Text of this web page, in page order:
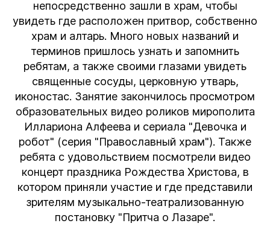
непосредственно зашли в храм, чтобы
увидеть где расположен притвор, собственно
храм и алтарь. Много новых названий и
терминов пришлось узнать и запомнить
ребятам, а также своими глазами увидеть
священные сосуды, церковную утварь,
иконостас. Занятие закончилось просмотром
образовательных видео роликов мирополита
Иллариона Алфеева и сериала "Девочка и
робот" (серия "Православный храм"). Также
ребята с удовольствием посмотрели видео
концерт праздника Рождества Христова, в
котором приняли участие и где представили
зрителям музыкально-театрализованную
постановку "Притча о Лазаре".